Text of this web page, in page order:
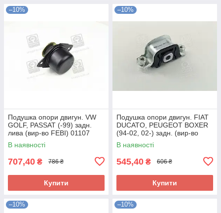
–10%
Подушка опори двигун. VW
GOLF, PASSAT (-99) задн.
лива (вир-во FEBI) 01107
UA58
В наявності
707,40 ₴ 786 ₴
Купити
–10%
Подушка опори двигун. FIAT
DUCATO, PEUGEOT BOXER
(94-02, 02-) задн. (вир-во
FEBI) 14491 UA58
В наявності
545,40 ₴ 606 ₴
Купити
–10% –10%